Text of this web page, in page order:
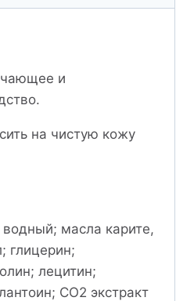
и
на чистую кожу
масла карите,
глицерин;
лецитин;
СО2 экстракт